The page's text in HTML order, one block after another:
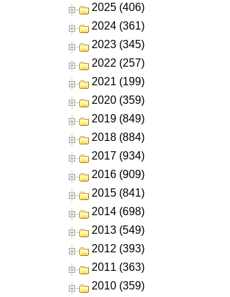
2025 (406)
2024 (361)
2023 (345)
2022 (257)
2021 (199)
2020 (359)
2019 (849)
2018 (884)
2017 (934)
2016 (909)
2015 (841)
2014 (698)
2013 (549)
2012 (393)
2011 (363)
2010 (359)